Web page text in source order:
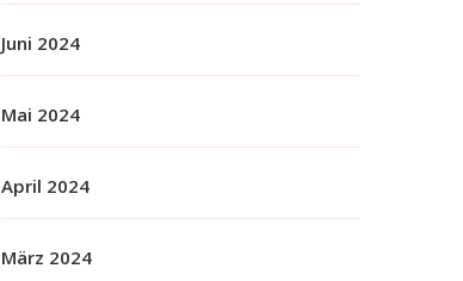
Juni 2024
Mai 2024
April 2024
März 2024